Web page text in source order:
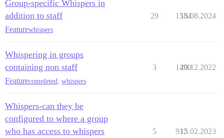
Group-specific Whispers in
addition to staff
Featurewhispers
29 1554
18.08.2024
Whispering in groups
containing non staff
Featurecompleted whispers
3 1490
20.12.2022
Whispers-can they be
configured to where a group
who has access to whispers
5 912
15.02.2023